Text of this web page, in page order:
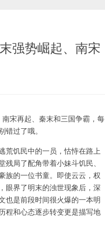
强势崛起、南宋
宋再起、秦末和三国争霸，每
过了哦。
荒饥民中的一员，怙恃在路上
局了配角带着小妹斗饥民、
的一位书童。即使云云，权
眼界了明末的浊世现象后，深
也是前段时间很火爆的一本明
程和心态逐步转变更是描写地